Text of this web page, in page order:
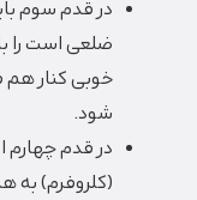
در قدم سوم
ضلعی است را
خوبی کنار هم
شود.
در قدم
(کلروفرم) به